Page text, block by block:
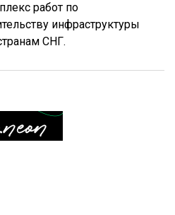
работ по
инфраструктуры
СНГ.